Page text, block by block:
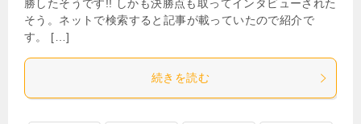
勝したそうです!! しかも決勝点も取ってインタビューされた
そう。ネットで検索すると記事が載っていたので紹介で
す。 […]
続きを読む